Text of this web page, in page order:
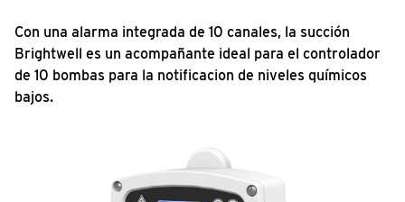
Con una alarma integrada de 10 canales, la succión
Brightwell es un acompañante ideal para el controlador
de 10 bombas para la notificacion de niveles químicos
bajos.